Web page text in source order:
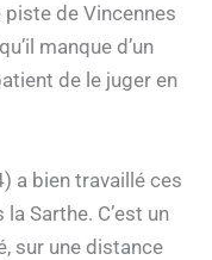
de Vincennes
manque d’un
de le juger en
a bien travaillé ces
Sarthe. C’est un
sur une distance